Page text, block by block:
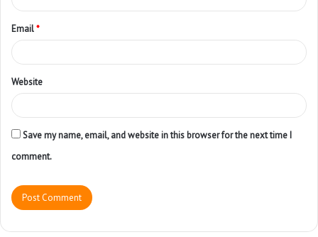
Email*
Website
Save my name, email, and website in this browser for the next time I
comment.